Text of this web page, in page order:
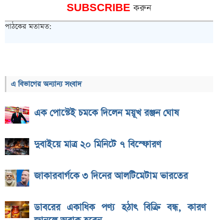
SUBSCRIBEকরুন
পাঠকের মতামত:
এ বিভাগের অন্যান্য সংবাদ
এক পোস্টেই চমকে দিলেন ময়ূখ রঞ্জন ঘোষ
দুবাইয়ে মাত্র ২০ মিনিটে ৭ বিস্ফোরণ
জাকারবার্গকে ৩ দিনের আলটিমেটাম ভারতের
ডাবরের একাধিক পণ্য হঠাৎ বিক্রি বন্ধ, কারণ